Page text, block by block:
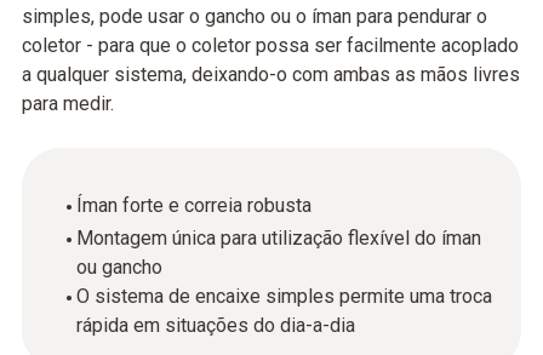
simples, pode usar o gancho ou o íman para pendurar o
coletor - para que o coletor possa ser facilmente acoplado
a qualquer sistema, deixando-o com ambas as mãos livres
para medir.
Íman forte e correia robusta
Montagem única para utilização flexível do íman
ou gancho
O sistema de encaixe simples permite uma troca
rápida em situações do dia-a-dia